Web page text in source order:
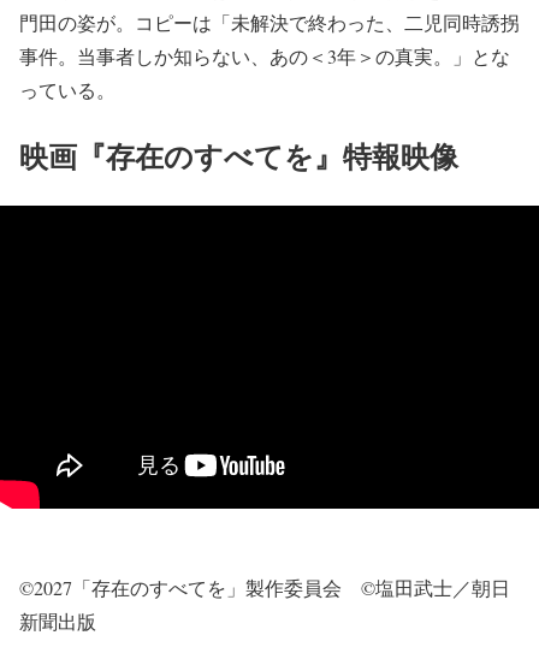
門田の姿が。コピーは「未解決で終わった、二児同時誘拐
事件。当事者しか知らない、あの＜3年＞の真実。」とな
っている。
映画『存在のすべてを』特報映像
©2027「存在のすべてを」製作委員会 ©塩田武士／朝日
新聞出版